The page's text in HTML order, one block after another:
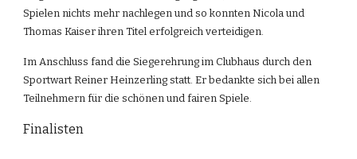
Spielen nichts mehr nachlegen und so konnten Nicola und
Thomas Kaiser ihren Titel erfolgreich verteidigen.
Im Anschluss fand die Siegerehrung im Clubhaus durch den
Sportwart Reiner Heinzerling statt. Er bedankte sich bei allen
Teilnehmern für die schönen und fairen Spiele.
Finalisten